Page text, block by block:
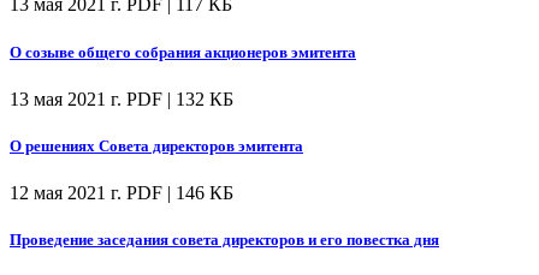
13 мая 2021 г. PDF | 117 КБ
О созыве общего собрания акционеров эмитента
13 мая 2021 г. PDF | 132 КБ
О решениях Совета директоров эмитента
12 мая 2021 г. PDF | 146 КБ
Проведение заседания совета директоров и его повестка дня